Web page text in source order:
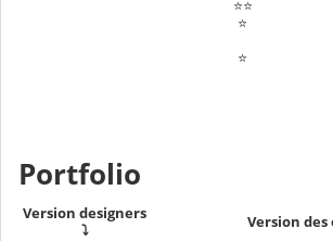
⭐⭐
⭐
⭐
Portfolio
Version designers
⤵️
Version des